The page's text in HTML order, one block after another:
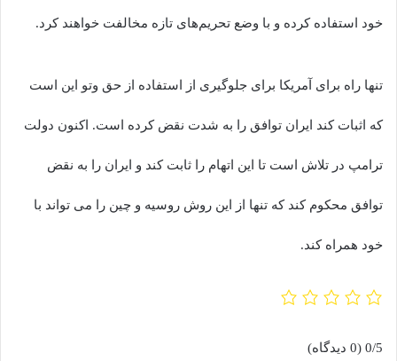
خود استفاده کرده و با وضع تحریم‌های تازه مخالفت خواهند کرد.
تنها راه برای آمریکا برای جلوگیری از استفاده از حق وتو این است
که اثبات کند ایران توافق را به شدت نقض کرده است. اکنون دولت
ترامپ در تلاش است تا این اتهام را ثابت کند و ایران را به نقض
توافق محکوم کند که تنها از این روش روسیه و چین را می تواند با
خود همراه کند.
0/5 (0 دیدگاه)